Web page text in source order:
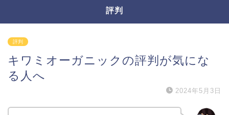
評判
評判
キワミオーガニックの評判が気にな
る人へ
2024年5月3日